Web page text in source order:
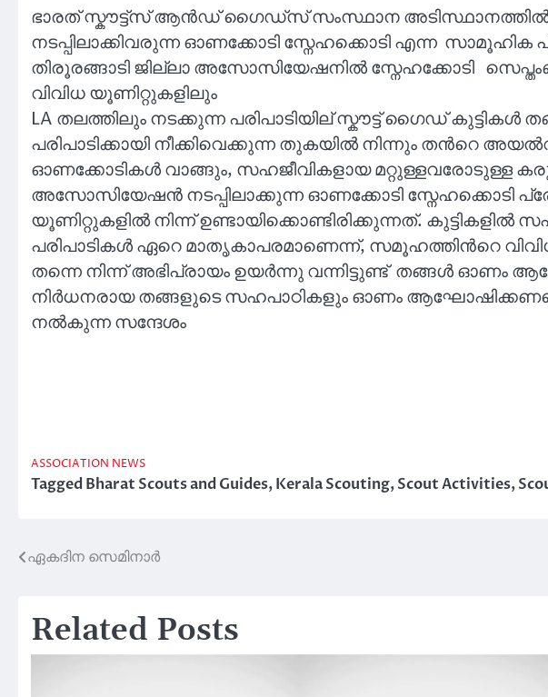
ഭാരത് സ്കൗട്ട്സ് ആൻഡ് ഗൈഡ്സ് സംസ്ഥാന അടിസ്ഥാനത്തിൽ
നടപ്പിലാക്കിവരുന്ന ഓണക്കോടി സ്നേഹക്കൊടി എന്ന സാമൂഹിക
തിരൂരങ്ങാടി ജില്ലാ അസോസിയേഷനിൽ സ്നേഹക്കോടി
വിവിധ യൂണിറ്റുകളിലും
LA തലത്തിലും നടക്കുന്ന പരിപാടിയില് സ്കൗട്ട് ഗൈഡ്
പരിപാടിക്കായി നീക്കിവെക്കുന്ന തുകയിൽ നിന്നും തൻറെ
ഓണക്കോടികൾ വാങ്ങും, സഹജീവികളായ മറ്റുള്ളവരോടുള്ള
അസോസിയേഷൻ നടപ്പിലാക്കുന്ന ഓണക്കോടി സ്നേഹക്കൊടി
യൂണിറ്റുകളിൽ നിന്ന് ഉണ്ടായിക്കൊണ്ടിരിക്കുന്നത്. കുട്ടികളിൽ
പരിപാടികൾ ഏറെ മാതൃകാപരമാണെന്ന്, സമൂഹത്തിൻറെ
തന്നെ നിന്ന് അഭിപ്രായം ഉയർന്നു വന്നിട്ടുണ്ട് തങ്ങൾ ഓണം
നിർധനരായ തങ്ങളുടെ സഹപാഠികളും ഓണം
നൽകുന്ന സന്ദേശം
ASSOCIATION NEWS
TaggedBharat Scouts and Guides,Kerala Scouting,Scout Activities,
Post
ഏകദിന സെമിനാർ
Related Posts